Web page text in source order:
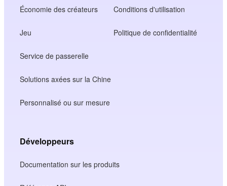
Économie des créateurs
Jeu
Service de passerelle
Solutions axées sur la Chine
Personnalisé ou sur mesure
Conditions d'utilisation
Politique de confidentialité
Développeurs
Documentation sur les produits